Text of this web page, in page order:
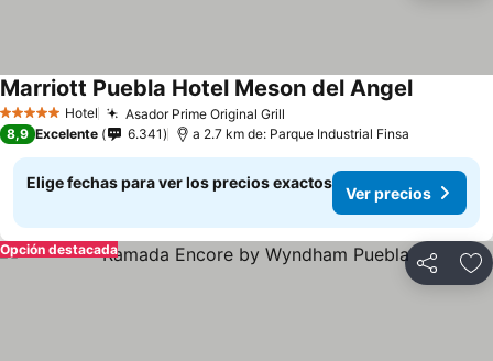
5 Estrellas Hotel Asador Prime Original Grill
Marriott Puebla Hotel Meson del Angel
8,9 Excelente 6.341 a 2.7 km de: Parque Industrial Finsa
Elige fechas para ver los precios exactos
Ver precios
Compartir
Opción destacada